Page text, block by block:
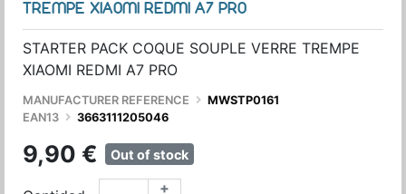
TREMPE XIAOMI REDMI A7 PRO
STARTER PACK COQUE SOUPLE VERRE TREMPE
XIAOMI REDMI A7 PRO
MANUFACTURER REFERENCE
MWSTP0161
EAN13
3663111205046
9,90 € Out of stock
+